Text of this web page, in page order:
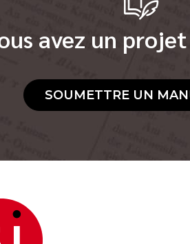
avez un
SOUMETTRE UN